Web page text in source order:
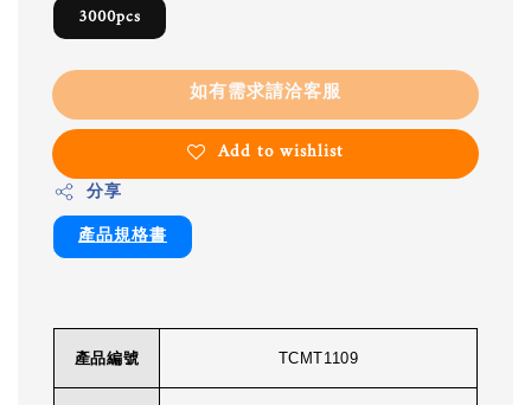
3000pcs
如有需求請洽客服
Add to wishlist
分享
產品規格書
產品編號 TCMT1109